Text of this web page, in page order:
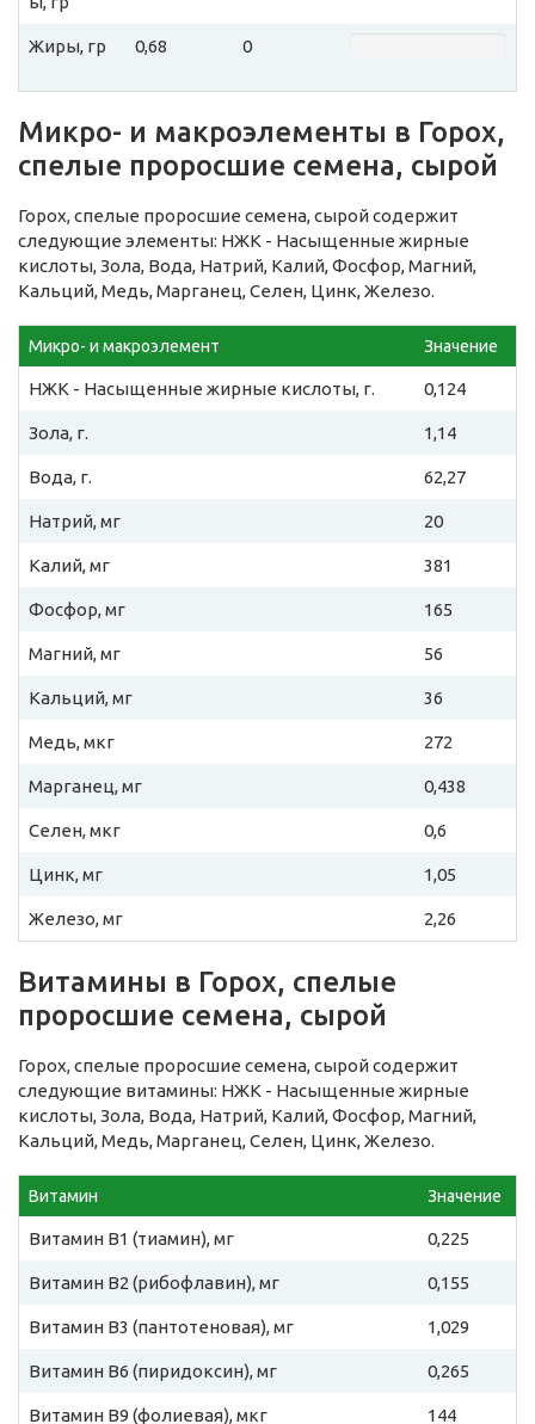
Жиры, гр 0,68 0
Микро- и макроэлементы в Горох,
спелые проросшие семена, сырой
Горох, спелые проросшие семена, сырой содержит
следующие элементы: НЖК - Насыщенные жирные
кислоты, Зола, Вода, Натрий, Калий, Фосфор, Магний,
Кальций, Медь, Марганец, Селен, Цинк, Железо.
Микро- и макроэлемент Значение
НЖК - Насыщенные жирные кислоты, г. 0,124
Зола, г. 1,14
Вода, г. 62,27
Натрий, мг 20
Калий, мг 381
Фосфор, мг 165
Магний, мг 56
Кальций, мг 36
Медь, мкг 272
Марганец, мг 0,438
Селен, мкг 0,6
Цинк, мг 1,05
Железо, мг 2,26
Витамины в Горох, спелые
проросшие семена, сырой
Горох, спелые проросшие семена, сырой содержит
следующие витамины: НЖК - Насыщенные жирные
кислоты, Зола, Вода, Натрий, Калий, Фосфор, Магний,
Кальций, Медь, Марганец, Селен, Цинк, Железо.
Витамин Значение
Витамин B1 (тиамин), мг 0,225
Витамин B2 (рибофлавин), мг 0,155
Витамин B3 (пантотеновая), мг 1,029
Витамин B6 (пиридоксин), мг 0,265
Витамин B9 (фолиевая), мкг 144